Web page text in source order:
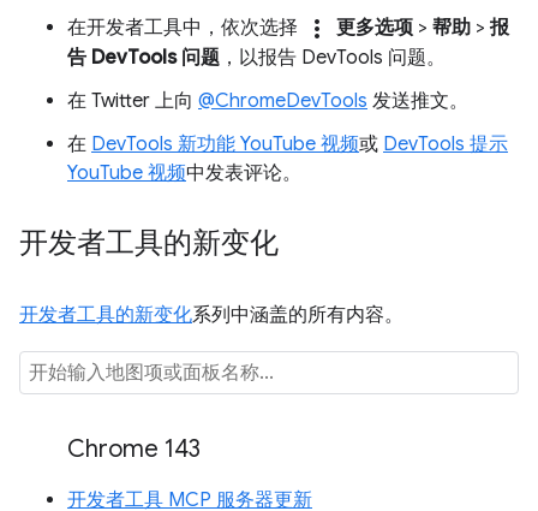
在开发者工具中，依次选择
more_vert 更多选项 > 帮助 > 报
告 DevTools 问题 ，以报告 DevTools 问题。
在 Twitter 上向 @ChromeDevTools 发送推文。
在 DevTools 新功能 YouTube 视频或 DevTools 提示
YouTube 视频中发表评论。
开发者工具的新变化
开发者工具的新变化系列中涵盖的所有内容。
Chrome 143
开发者工具 MCP 服务器更新